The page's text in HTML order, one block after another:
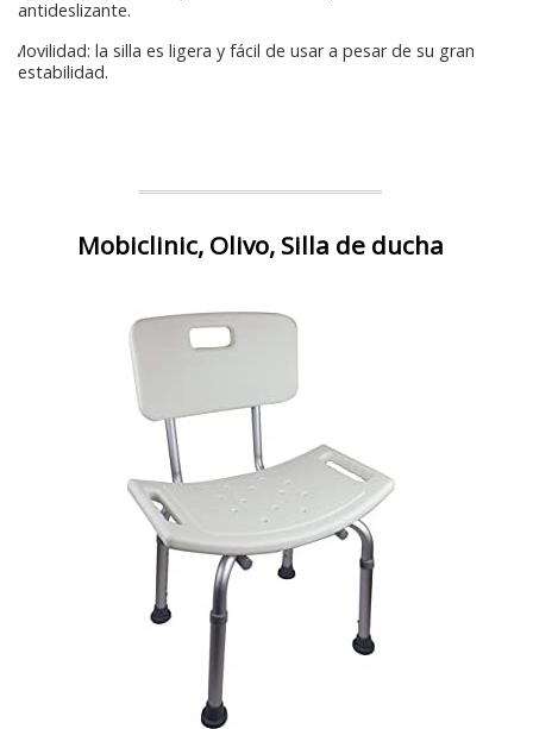
antideslizante.
Movilidad: la silla es ligera y fácil de usar a pesar de su gran
estabilidad.
Mobiclinic, Olivo, Silla de ducha